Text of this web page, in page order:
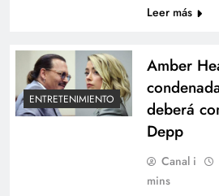
Leer más
ENTRETENIMIENTO
Amber
deberá
Depp
Canal i
mins